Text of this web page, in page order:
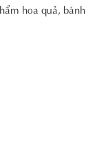
hoa quả, bánh